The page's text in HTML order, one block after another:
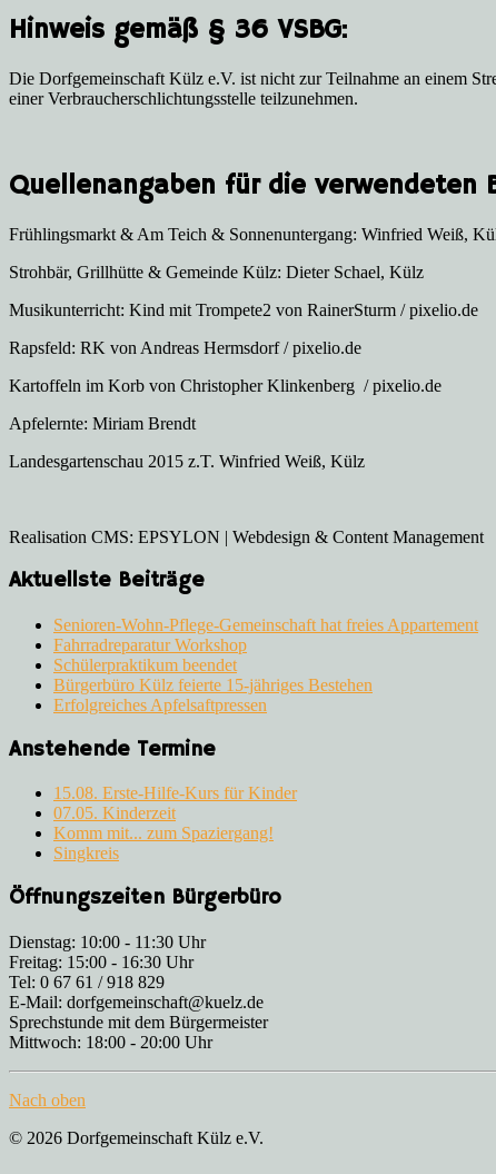
Hinweis gemäß § 36 VSBG:
Die Dorfgemeinschaft Külz e.V. ist nicht zur Teilnahme an einem
einer Verbraucherschlichtungsstelle teilzunehmen.
Quellenangaben für die verwendeten
Frühlingsmarkt & Am Teich & Sonnenuntergang: Winfried Weiß,
Strohbär, Grillhütte & Gemeinde Külz: Dieter Schael, Külz
Musikunterricht: Kind mit Trompete2 von RainerSturm / pixelio.de
Rapsfeld: RK von Andreas Hermsdorf / pixelio.de
Kartoffeln im Korb von Christopher Klinkenberg / pixelio.de
Apfelernte: Miriam Brendt
Landesgartenschau 2015 z.T. Winfried Weiß, Külz
Realisation CMS: EPSYLON | Webdesign & Content Management
Aktuellste Beiträge
Senioren-Wohn-Pflege-Gemeinschaft hat freies Appartement
Fahrradreparatur Workshop
Schülerpraktikum beendet
Bürgerbüro Külz feierte 15-jähriges Bestehen
Erfolgreiches Apfelsaftpressen
Anstehende Termine
15.08. Erste-Hilfe-Kurs für Kinder
07.05. Kinderzeit
Komm mit... zum Spaziergang!
Singkreis
Öffnungszeiten Bürgerbüro
Dienstag: 10:00 - 11:30 Uhr
Freitag: 15:00 - 16:30 Uhr
Tel: 0 67 61 / 918 829
E-Mail: dorfgemeinschaft@kuelz.de
Sprechstunde mit dem Bürgermeister
Mittwoch: 18:00 - 20:00 Uhr
Nach oben
© 2026 Dorfgemeinschaft Külz e.V.